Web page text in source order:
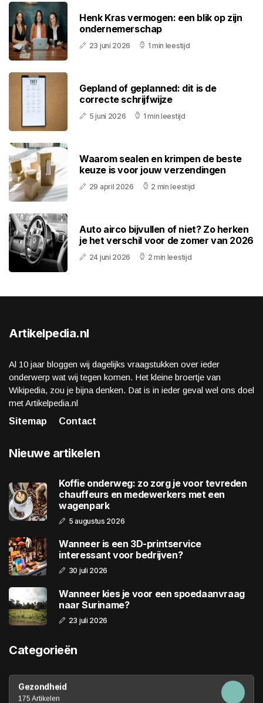
Henk Kras vermogen: een blik op zijn
ondernemerschap
23 juni 2026 1 min leestijd
Gepland of geplanned: dit is de
correcte schrijfwijze
5 juni 2026 1 min leestijd
Waarom sealen en krimpen de beste
keuze is voor jouw verzendingen
29 april 2026 2 min leestijd
Auto airco bijvullen of niet? Zo herken
je het verschil voor de zomer van 2026
24 juni 2026 2 min leestijd
Artikelpedia.nl
Al 10 jaar bloggen wij dagelijks vraagstukken over ieder
onderwerp wat wij tegen komen. Het kleine broertje van
Wikipedia, zou je bijna denken. Dat is in ieder geval wel ons doel
met Artikelpedia.nl
Sitemap
Contact
Nieuwe artikelen
Koffie onderweg: zo zorg je voor tevreden
chauffeurs en medewerkers met een
wagenpark
5 augustus 2026
Wanneer is een 3D-printservice
interessant voor bedrijven?
30 juli 2026
Wanneer kies je voor een spoedaanvraag
naar Suriname?
23 juli 2026
Categorieën
Gezondheid
175 Artikelen